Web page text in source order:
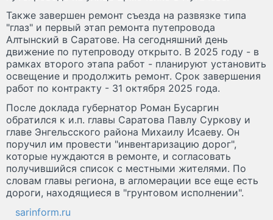
Также завершен ремонт съезда на развязке типа
"глаз" и первый этап ремонта путепровода
Алтынский в Саратове. На сегодняшний день
движение по путепроводу открыто. В 2025 году - в
рамках второго этапа работ - планируют установить
освещение и продолжить ремонт. Срок завершения
работ по контракту - 31 октября 2025 года.
После доклада губернатор Роман Бусаргин
обратился к и.п. главы Саратова Павлу Суркову и
главе Энгельсского района Михаилу Исаеву. Он
поручил им провести "инвентаризацию дорог",
которые нуждаются в ремонте, и согласовать
получившийся список с местными жителями. По
словам главы региона, в агломерации все еще есть
дороги, находящиеся в "грунтовом исполнении".
sarinform.ru